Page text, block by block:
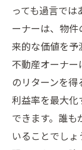
っても過言で
ーナーは、物
来的な価値を予
不動産オーナ
のリターンを
利益率を最大
できます。誰も
いることでし